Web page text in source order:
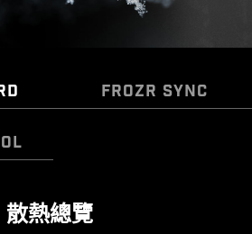
FROZR SYNC
散熱總覽
– 整合系統環境
Wizard 是一個全面的